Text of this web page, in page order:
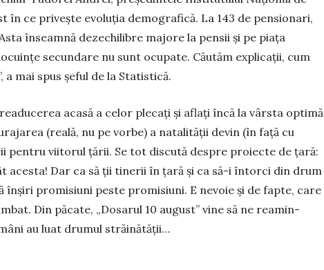
în ce privește evoluția demo­gra­fică. La 143 de pensionari,
înseamnă dezechilibre majore la pensii și pe piața
secundare nu sunt ocupate. Că­utăm ex­plicații, cum
a mai spus șeful de la Statistică.
acasă a ce­lor plecați și aflați încă la vârsta optimă
(reală, nu pe vorbe) a natalității de­vin (în față cu
pen­tru vii­torul țării. Se tot discută despre pro­iec­te de țară:
acesta! Dar ca să ții tinerii în țară și ca să-i întorci din drum
înșiri promisiuni peste promisiuni. E ne­voie și de fapte, care
Din păcate, „Do­sarul 10 august” vine să ne rea­min­
au luat drumul stră­inătății…